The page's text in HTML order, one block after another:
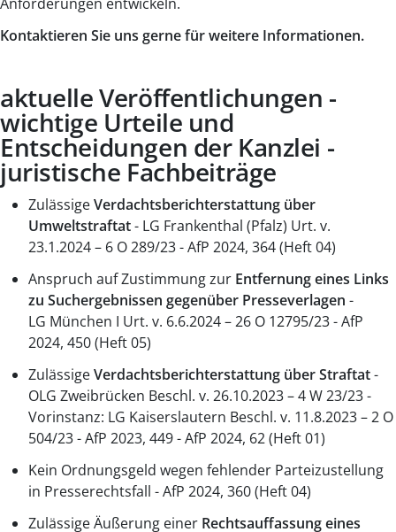
Kontaktieren Sie uns gerne für weitere Informationen.
aktuelle Veröffentlichungen -
wichtige Urteile und
Entscheidungen der Kanzlei -
juristische Fachbeiträge
ZulässigeVerdachtsberichterstattung über
Umweltstraftat- LG Frankenthal (Pfalz) Urt. v.
23.1.2024 – 6 O 289/23 - AfP 2024, 364 (Heft 04)
Anspruch auf Zustimmung zur Entfernung eines Links
zu Suchergebnissen gegenüber Presseverlagen -
LG München I Urt. v. 6.6.2024 – 26 O 12795/23 - AfP
2024, 450 (Heft 05)
ZulässigeVerdachtsberichterstattung über Straftat-
OLG Zweibrücken Beschl. v. 26.10.2023 – 4 W 23/23 -
Vorinstanz: LG Kaiserslautern Beschl. v. 11.8.2023 – 2 O
504/23 - AfP 2023, 449 - AfP 2024, 62 (Heft 01)
Kein Ordnungsgeld wegen fehlender Parteizustellung
in Presserechtsfall - AfP 2024, 360 (Heft 04)
Zulässige Äußerung einer Rechtsauffassung eines